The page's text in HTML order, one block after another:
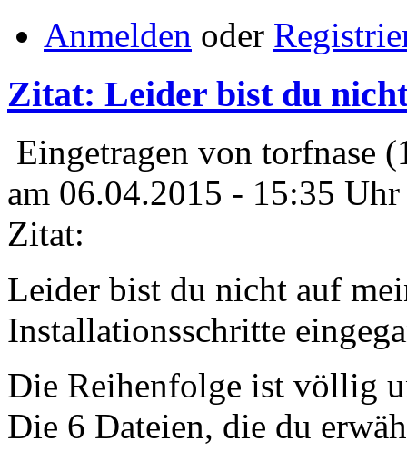
Anmelden oder
Zitat: Leider bist du
Eingetragen von torfnase
am 06.04.2015 - 15:35 Uhr
Zitat:
Leider bist du nicht auf
Installationsschritte
Die Reihenfolge ist völlig
Die 6 Dateien, die du